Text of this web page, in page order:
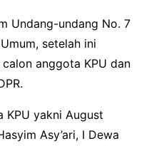
Undang-undang No. 7
setelah ini
anggota KPU dan
KPU yakni August
Asy’ari, I Dewa